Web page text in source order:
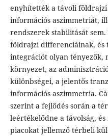
enyhítették a távoli
információs aszimmetriát,
rendszerek stabilitását
földrajzi differenciáinak, és
integrációt olyan tényezők,
környezet, az
különbségei, a jelentős
információs aszimmetria.
szerint a fejlődés során a
leértékelődne a távolság,
piacokat jellemző térbeli